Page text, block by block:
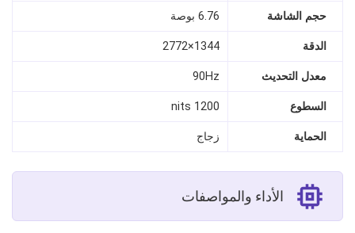
حجم الشاشة 6.76 بوصة
الدقة 1344×2772
معدل التحديث 90Hz
السطوع 1200 nits
الحماية زجاج
الأداء والمواصفات